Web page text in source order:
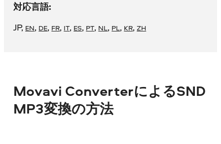
対応言語:
JP, EN, DE, FR, IT, ES, PT, NL, PL, KR,ZH
Movavi ConverterによるSND
MP3変換の方法